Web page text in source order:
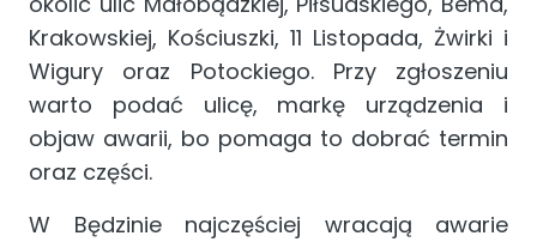
Krakowskiej, Kościuszki, 11 Listopada, Żwirki i
Wigury oraz Potockiego. Przy zgłoszeniu
warto podać ulicę, markę urządzenia i
objaw awarii, bo pomaga to dobrać termin
oraz części.
W Będzinie najczęściej wracają awarie